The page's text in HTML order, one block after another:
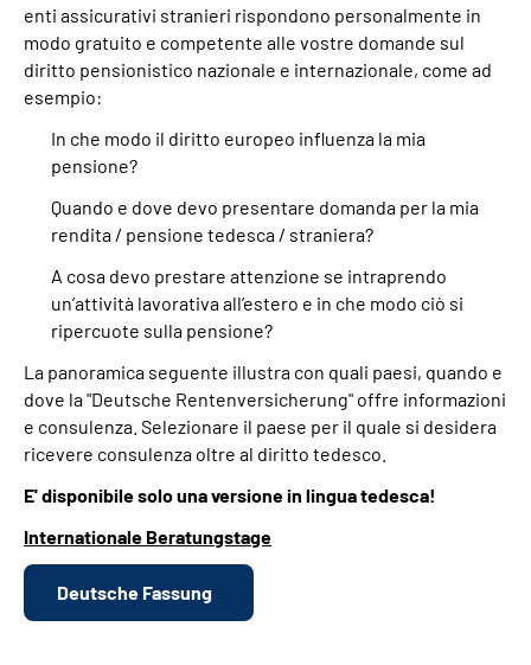
enti assicurativi stranieri rispondono personalmente in
modo gratuito e competente alle vostre domande sul
diritto pensionistico nazionale e internazionale, come ad
esempio:
In che modo il diritto europeo influenza la mia
pensione?
Quando e dove devo presentare domanda per la mia
rendita / pensione tedesca / straniera?
A cosa devo prestare attenzione se intraprendo
un’attività lavorativa all’estero e in che modo ciò si
ripercuote sulla pensione?
La panoramica seguente illustra con quali paesi, quando e
dove la "Deutsche Rentenversicherung" offre informazioni
e consulenza. Selezionare il paese per il quale si desidera
ricevere consulenza oltre al diritto tedesco.
E' disponibile solo una versione in lingua tedesca!
Internationale Beratungstage
Deutsche Fassung